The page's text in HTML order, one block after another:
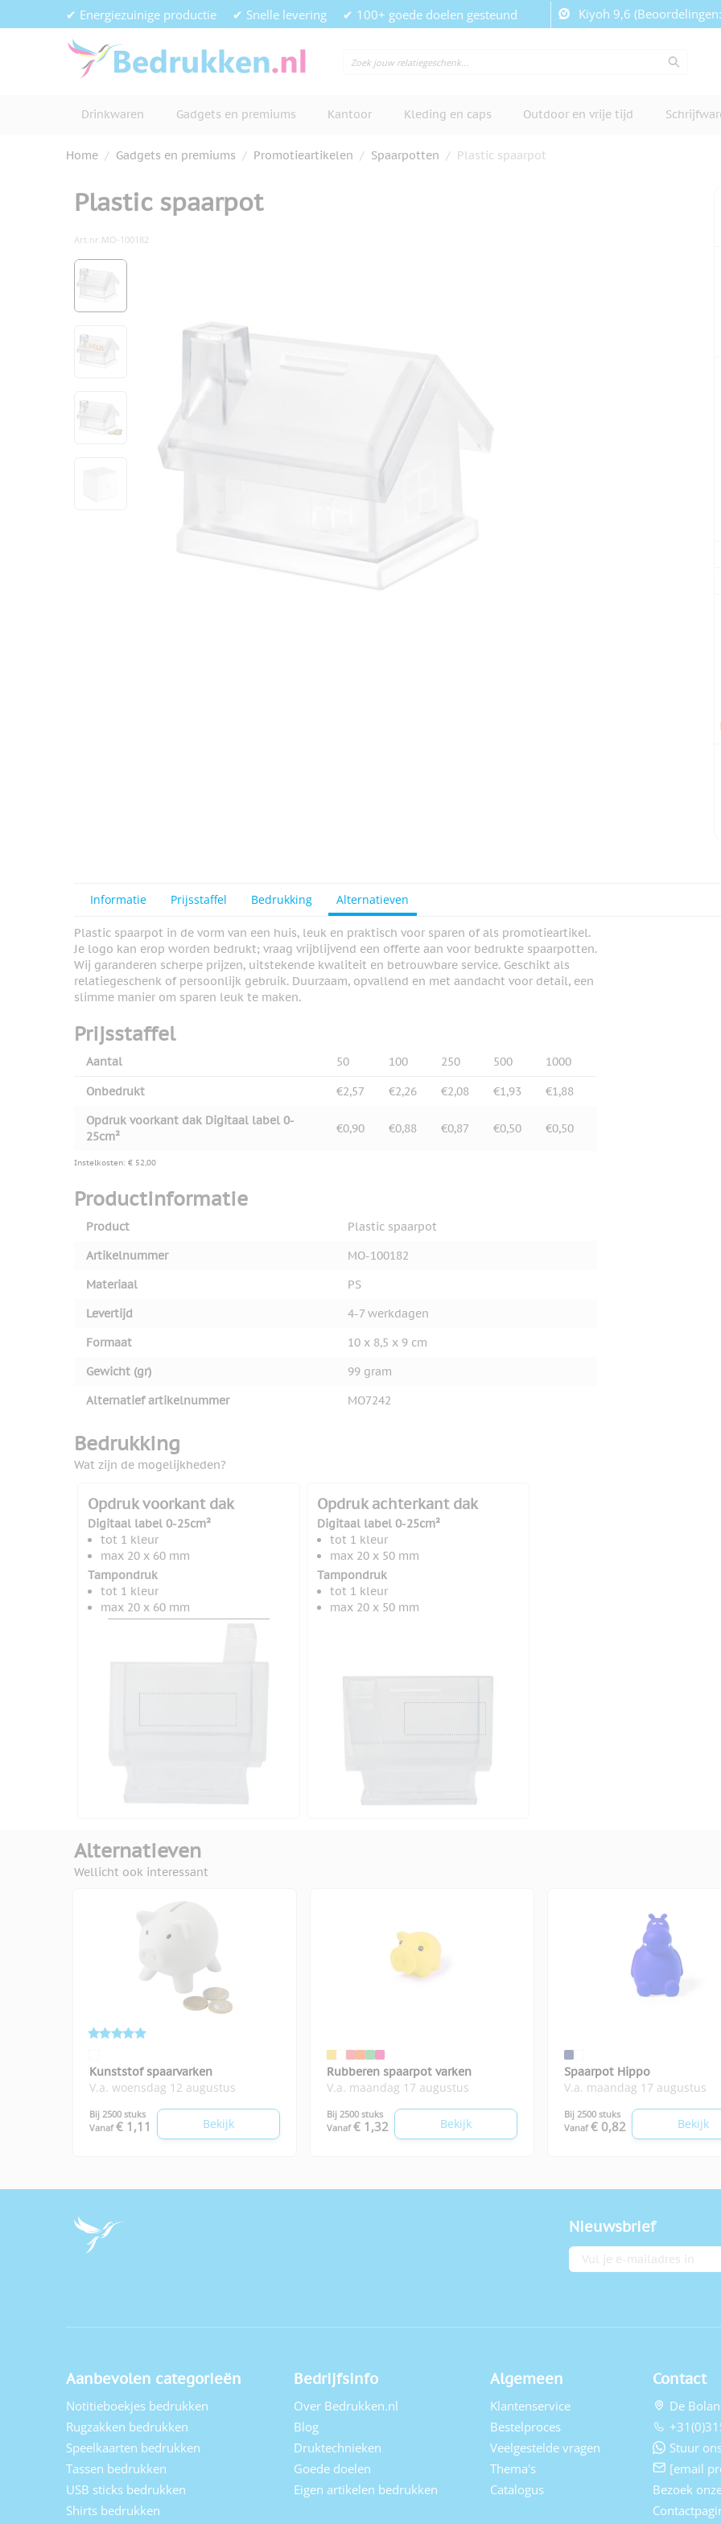
Ga naar de inhoud✔ Energiezuinige productie ✔ Snelle levering ✔ 100+ goede doelen gesteund Kiyoh 9,6
Drinkwaren Gadgets en premiums Kantoor Kleding en caps Outdoor en vrije tijd
Home / Gadgets en premiums / Promotieartikelen / Spaarpotten / Plastic spaarpot
Plastic spaarpot
Art.nr.MO-100182
View larger image
View larger image
Informatie Prijsstaffel Bedrukking Alternatieven
Plastic spaarpot in de vorm van een huis, leuk en praktisch voor sparen of als promotieartikel.
Je logo kan erop worden bedrukt; vraag vrijblijvend een offerte aan voor bedrukte spaarpotten.
Wij garanderen scherpe prijzen, uitstekende kwaliteit en betrouwbare service. Geschikt als
relatiegeschenk of persoonlijk gebruik. Duurzaam, opvallend en met aandacht voor detail, een
slimme manier om sparen leuk te maken.
Prijsstaffel
Aantal 50 100 250 500 1000
Onbedrukt €2,57 €2,26 €2,08 €1,93
€1,88
Opdruk voorkant dak Digitaal label 0-
25cm²
€0,90 €0,88 €0,87 €0,50 €0,50
Instelkosten: € 52,00
Productinformatie
Product
Plastic spaarpot
Artikelnummer
MO-100182
Materiaal
PS
Levertijd
4-7 werkdagen
Formaat
10 x 8,5 x 9 cm
Gewicht (gr)
99 gram
Alternatief artikelnummer
MO7242
Bedrukking
Wat zijn de mogelijkheden?
Opdruk voorkant dak
Digitaal label 0-25cm²
tot 1 kleur
max 20 x 60 mm
Tampondruk
tot 1 kleur
max 20 x 60 mm
Opdruk achterkant dak
Digitaal label 0-25cm²
tot 1 kleur
max 20 x 50 mm
Tampondruk
tot 1 kleur
max 20 x 50 mm
Alternatieven
Wellicht ook interessant
Kunststof spaarvarken
V.a. woensdag 12 augustus
Bij 2500 stuks
Vanaf € 1,11 Bekijk
Rubberen spaarpot varken
V.a. maandag 17 augustus
Bij 2500 stuks
Vanaf € 1,32 Bekijk
Spaarpot Hippo
V.a. maandag 17 augustus
Bij 2500 stuks
Vanaf € 0,82 Bekijk
Nieuwsbrief
E-mailadres
Aanbevolen categorieën
Notitieboekjes bedrukken
Rugzakken bedrukken
Speelkaarten bedrukken
Tassen bedrukken
USB sticks bedrukken
Shirts bedrukken
Bedrijfsinfo
Over Bedrukken.nl
Blog
Druktechnieken
Goede doelen
Eigen artikelen bedrukken
Algemeen
Klantenservice
Bestelproces
Veelgestelde vragen
Thema's
Catalogus
Contact
De
Stuur
[email
Bezoek